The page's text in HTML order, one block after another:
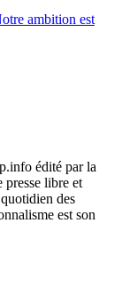
ambition est
édité par la
libre et
des
est son